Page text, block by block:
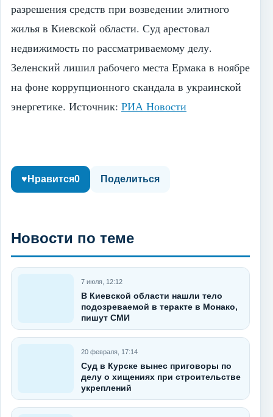
разрешения средств при возведении элитного
жилья в Киевской области. Суд арестовал
недвижимость по рассматриваемому делу.
Зеленский лишил рабочего места Ермака в ноябре
на фоне коррупционного скандала в украинской
энергетике. Источник: РИА Новости
♥ Нравится0 Поделиться
Новости по теме
7 июля, 12:12
В Киевской области нашли тело
подозреваемой в теракте в Монако,
пишут СМИ
20 февраля, 17:14
Суд в Курске вынес приговоры по
делу о хищениях при строительстве
укреплений